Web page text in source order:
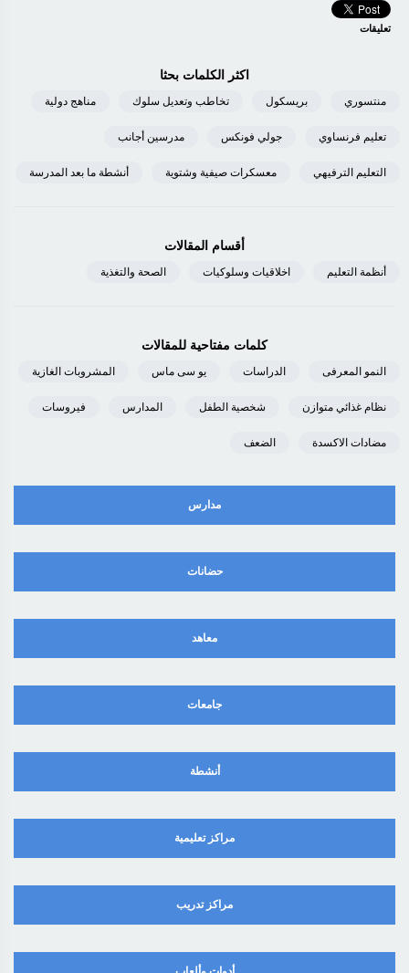
تعليقات
اكثر الكلمات بحثا
منتسوري بريسكول تخاطب وتعديل سلوك مناهج دولية
تعليم فرنساوي جولي فونكس مدرسين أجانب
التعليم الترفيهي معسكرات صيفية وشتوية أنشطة ما بعد المدرسة
أقسام المقالات
أنظمة التعليم اخلاقيات وسلوكيات الصحة والتغذية
كلمات مفتاحية للمقالات
النمو المعرفى الدراسات يو سى ماس المشروبات الغازية
نظام غذائي متوازن شخصية الطفل المدارس فيروسات
مضادات الاكسدة الضعف
مدارس
حضانات
معاهد
جامعات
أنشطة
مراكز تعليمية
مراكز تدريب